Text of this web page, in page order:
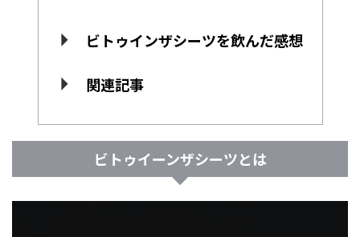
ビトゥインザシーツを飲んだ感想
関連記事
ビトゥイーンザシーツとは